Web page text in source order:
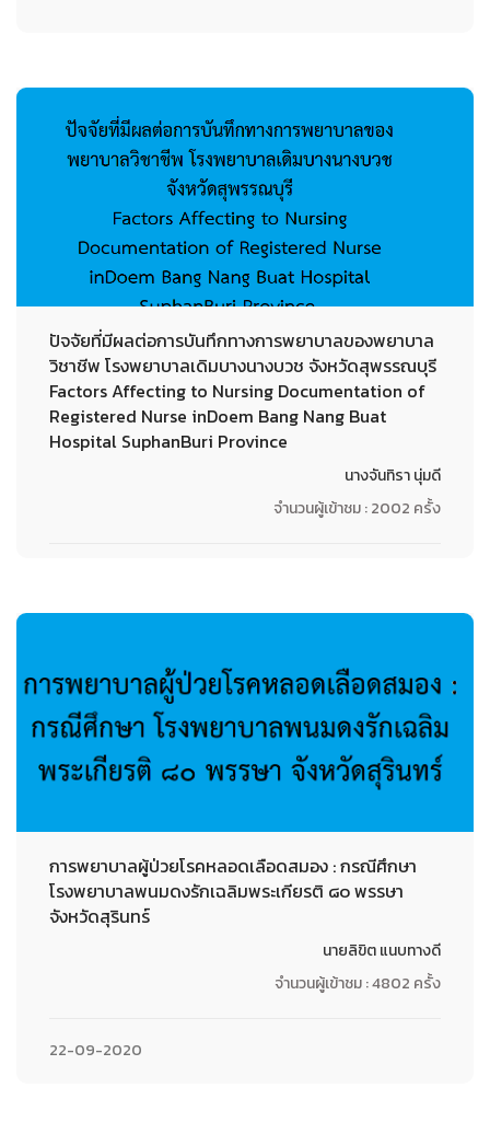
ปัจจัยที่มีผลต่อการบันทึกทางการพยาบาลของพยาบาล
วิชาชีพ โรงพยาบาลเดิมบางนางบวช จังหวัดสุพรรณบุรี
Factors Affecting to Nursing Documentation of
Registered Nurse inDoem Bang Nang Buat
Hospital SuphanBuri Province
นางจันทิรา นุ่มดี
จำนวนผู้เข้าชม : 2002 ครั้ง
การพยาบาลผู้ป่วยโรคหลอดเลือดสมอง : กรณีศึกษา
โรงพยาบาลพนมดงรักเฉลิมพระเกียรติ ๘๐ พรรษา
จังหวัดสุรินทร์
นายลิขิต แนบทางดี
จำนวนผู้เข้าชม : 4802 ครั้ง
22-09-2020